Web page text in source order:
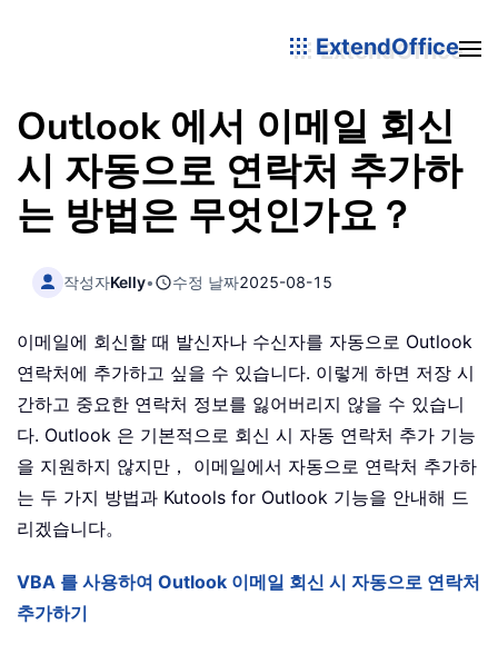
ExtendOffice
Outlook 에서 이메일 회신
시 자동으로 연락처 추가하
는 방법은 무엇인가요？
작성자Kelly• 수정 날짜2025-08-15
이메일에 회신할 때 발신자나 수신자를 자동으로 Outlook
연락처에 추가하고 싶을 수 있습니다. 이렇게 하면 저장 시
간하고 중요한 연락처 정보를 잃어버리지 않을 수 있습니
다. Outlook 은 기본적으로 회신 시 자동 연락처 추가 기능
을 지원하지 않지만， 이메일에서 자동으로 연락처 추가하
는 두 가지 방법과 Kutools for Outlook 기능을 안내해 드
리겠습니다。
VBA 를 사용하여 Outlook 이메일 회신 시 자동으로 연락처
추가하기